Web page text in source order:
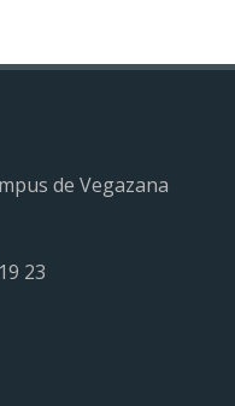
de Vegazana
23